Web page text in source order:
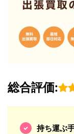
総合評価:
持ち運ぶ